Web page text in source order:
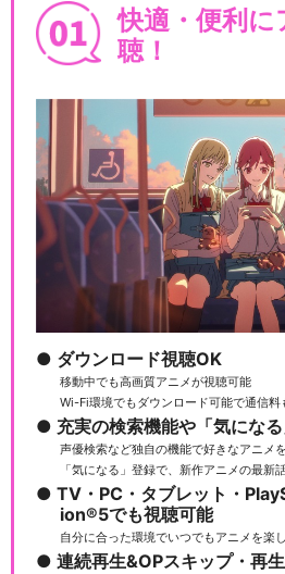
快適・便利
聴！
ダウンロード視聴OK
移動中でも高画質アニメが視聴可能
Wi-Fi環境でもダウンロード可能で通信料
充実の検索機能や「気にな
声優検索など独自の機能で好きなアニメ
「気になる」登録で、新作アニメの最新
TV・PC・タブレット・
ion®5でも視聴可能
自分に合った環境でいつでもアニメを楽
連続再生&OPスキップ・再